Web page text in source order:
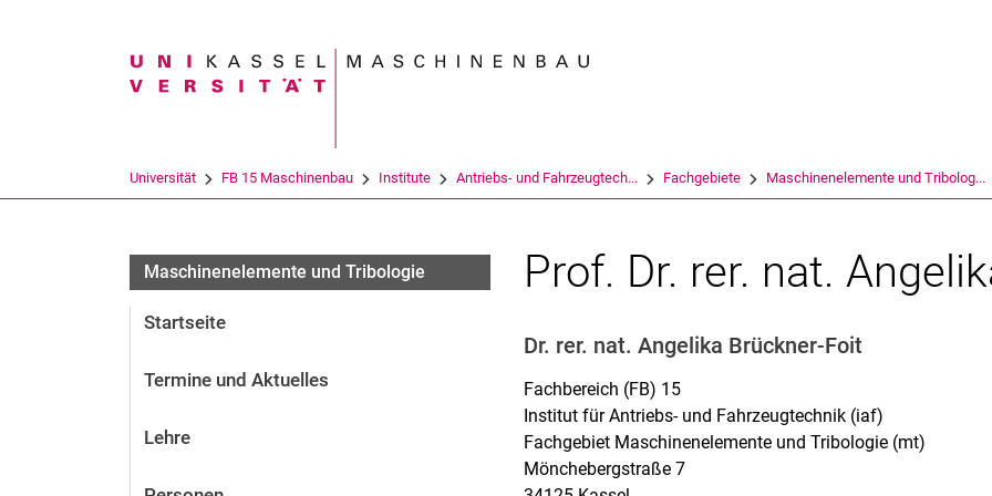
Suchbegriff
Universität FB 15 Maschinenbau Institute An­triebs- und Fahr­zeug­tech­... Fachgebiete Maschinenelemente und Tribolog...
Maschinenelemente und Tribologie
Startseite
Termine und Aktuelles
Lehre
Prof. Dr. rer. nat.
Dr. rer. nat. Angelika Brückner-Foit
Fachbereich (FB) 15
Institut für Antriebs- und Fahrzeugtechnik (iaf)
Fachgebiet Maschinenelemente und Tribologie (mt)
Mönchebergstraße 7